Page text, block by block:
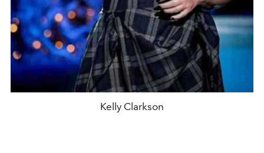
Kelly Clarkson